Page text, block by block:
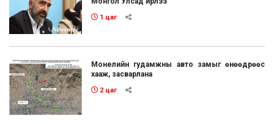
1 цаг
Монелийн гудамжны авто замыг өнөөдрөөс
хааж, засварлана
2 цаг